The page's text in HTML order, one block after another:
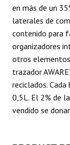
en más de un
laterales de
contenido para
organizadores
otros elementos
trazador
reciclados.
0,5L. El 2% de
vendido se